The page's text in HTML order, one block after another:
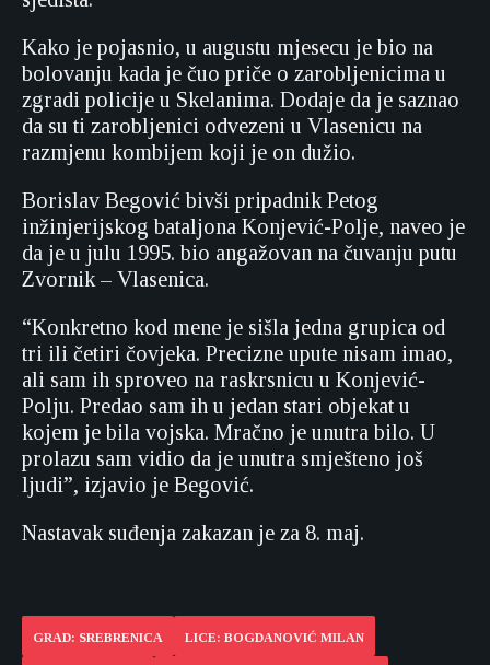
Kako je pojasnio, u augustu mjesecu je bio na
bolovanju kada je čuo priče o zarobljenicima u
zgradi policije u Skelanima. Dodaje da je saznao
da su ti zarobljenici odvezeni u Vlasenicu na
razmjenu kombijem koji je on dužio.
Borislav Begović bivši pripadnik Petog
inžinjerijskog bataljona Konjević-Polje, naveo je
da je u julu 1995. bio angažovan na čuvanju putu
Zvornik – Vlasenica.
“Konkretno kod mene je sišla jedna grupica od
tri ili četiri čovjeka. Precizne upute nisam imao,
ali sam ih sproveo na raskrsnicu u Konjević-
Polju. Predao sam ih u jedan stari objekat u
kojem je bila vojska. Mračno je unutra bilo. U
prolazu sam vidio da je unutra smješteno još
ljudi”, izjavio je Begović.
Nastavak suđenja zakazan je za 8. maj.
GRAD: SREBRENICA LICE: BOGDANOVIĆ MILAN